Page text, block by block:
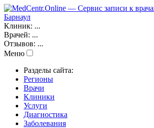
Барнаул
Клиник: ...
Врачей: ...
Отзывов: ...
Меню
Разделы сайта:
Регионы
Врачи
Клиники
Услуги
Диагностика
Заболевания